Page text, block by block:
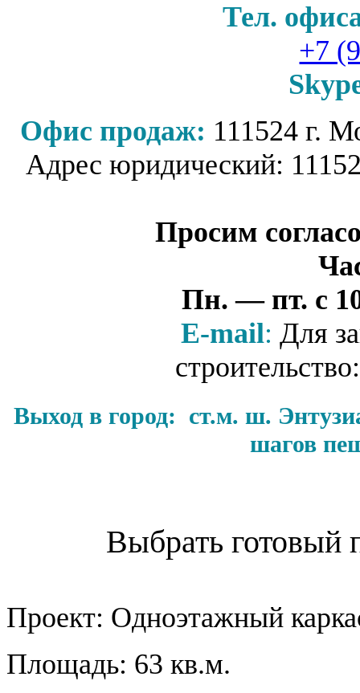
Тел.
+7
Офис продаж: 111524 г.
Адрес юридический:
Просим
Пн. — пт. с
Е-mail: Для
Выход в город: ст.м. ш.
шагов
Выбрать готовый
Проект: Одноэтажный
Площадь: 63 кв.м.